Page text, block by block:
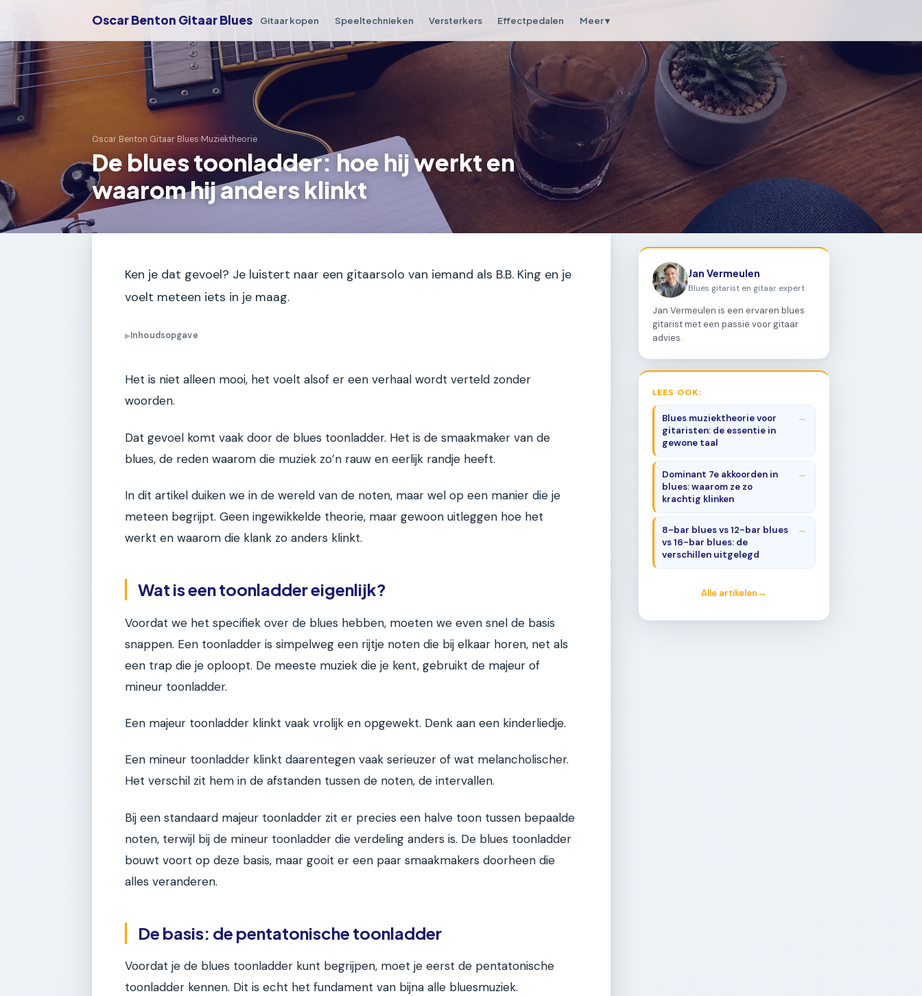
Oscar Benton Gitaar Blues Gitaar kopen Speeltechnieken Versterkers Effectpedalen Meer ▾
Oscar Benton Gitaar Blues›Muziektheorie
De blues toonladder: hoe hij werkt en
waarom hij anders klinkt
Ken je dat gevoel? Je luistert naar een gitaarsolo van iemand als B.B. King en je
voelt meteen iets in je maag.
▶Inhoudsopgave
Het is niet alleen mooi, het voelt alsof er een verhaal wordt verteld zonder
woorden.
Dat gevoel komt vaak door de blues toonladder. Het is de smaakmaker van de
blues, de reden waarom die muziek zo’n rauw en eerlijk randje heeft.
In dit artikel duiken we in de wereld van de noten, maar wel op een manier die je
meteen begrijpt. Geen ingewikkelde theorie, maar gewoon uitleggen hoe het
werkt en waarom die klank zo anders klinkt.
Wat is een toonladder eigenlijk?
Voordat we het specifiek over de blues hebben, moeten we even snel de basis
snappen. Een toonladder is simpelweg een rijtje noten die bij elkaar horen, net als
een trap die je oploopt. De meeste muziek die je kent, gebruikt de majeur of
mineur toonladder.
Een majeur toonladder klinkt vaak vrolijk en opgewekt. Denk aan een kinderliedje.
Een mineur toonladder klinkt daarentegen vaak serieuzer of wat melancholischer.
Het verschil zit hem in de afstanden tussen de noten, de intervallen.
Bij een standaard majeur toonladder zit er precies een halve toon tussen bepaalde
noten, terwijl bij de mineur toonladder die verdeling anders is. De blues toonladder
bouwt voort op deze basis, maar gooit er een paar smaakmakers doorheen die
alles veranderen.
De basis: de pentatonische toonladder
Voordat je de blues toonladder kunt begrijpen, moet je eerst de pentatonische
toonladder kennen. Dit is echt het fundament van bijna alle bluesmuziek.
Jan Vermeulen
Blues gitarist en gitaar expert
Jan Vermeulen is een ervaren blues
gitarist met een passie voor gitaar
advies.
LEES OOK:
Blues muziektheorie voor
gitaristen: de essentie in
gewone taal
Dominant 7e akkoorden in
blues: waarom ze zo
krachtig klinken
8-bar blues vs 12-bar blues
vs 16-bar blues: de
verschillen uitgelegd
Alle artikelen